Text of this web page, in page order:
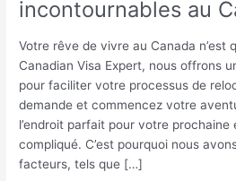
incontournables au
Votre rêve de vivre au Canada n’est
Canadian Visa Expert, nous offrons
pour faciliter votre processus de
demande et commencez votre
l’endroit parfait pour votre
compliqué. C’est pourquoi nous
facteurs, tels que […]